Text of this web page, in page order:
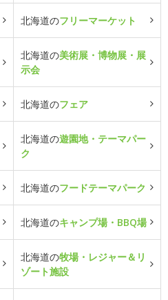
北海道のフリーマーケット
北海道の美術展・博物展・展
示会
北海道のフェア
北海道の遊園地・テーマパー
ク
北海道のフードテーマパーク
北海道のキャンプ場・BBQ場
北海道の牧場・レジャー＆リ
ゾート施設